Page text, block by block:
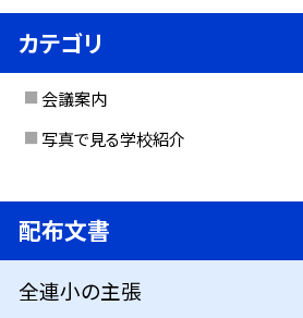
カテゴリ
会議案内
写真で見る学校紹介
配布文書
全連小の主張